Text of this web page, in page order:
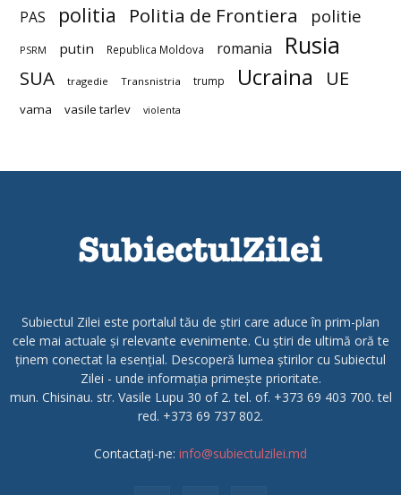
PAS politia Politia de Frontiera politie
PSRM putin Republica Moldova romania Rusia
SUA tragedie Transnistria trump Ucraina UE
vama vasile tarlev violenta
Subiectul Zilei este portalul tău de știri care aduce în prim-plan
cele mai actuale și relevante evenimente. Cu știri de ultimă oră te
ținem conectat la esențial. Descoperă lumea știrilor cu Subiectul
Zilei - unde informația primește prioritate.
mun. Chisinau. str. Vasile Lupu 30 of 2. tel. of. +373 69 403 700. tel
red. +373 69 737 802.
Contactați-ne: info@subiectulzilei.md